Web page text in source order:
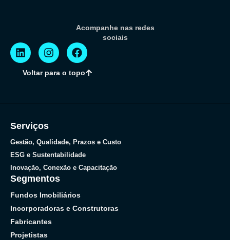
Acompanhe nas redes
sociais
Voltar para o topo
Serviços
Gestão, Qualidade, Prazos e Custo
ESG e Sustentabilidade
Inovação, Conexão e Capacitação
Segmentos
Fundos Imobiliários
Incorporadoras e Construtoras
Fabricantes
Projetistas